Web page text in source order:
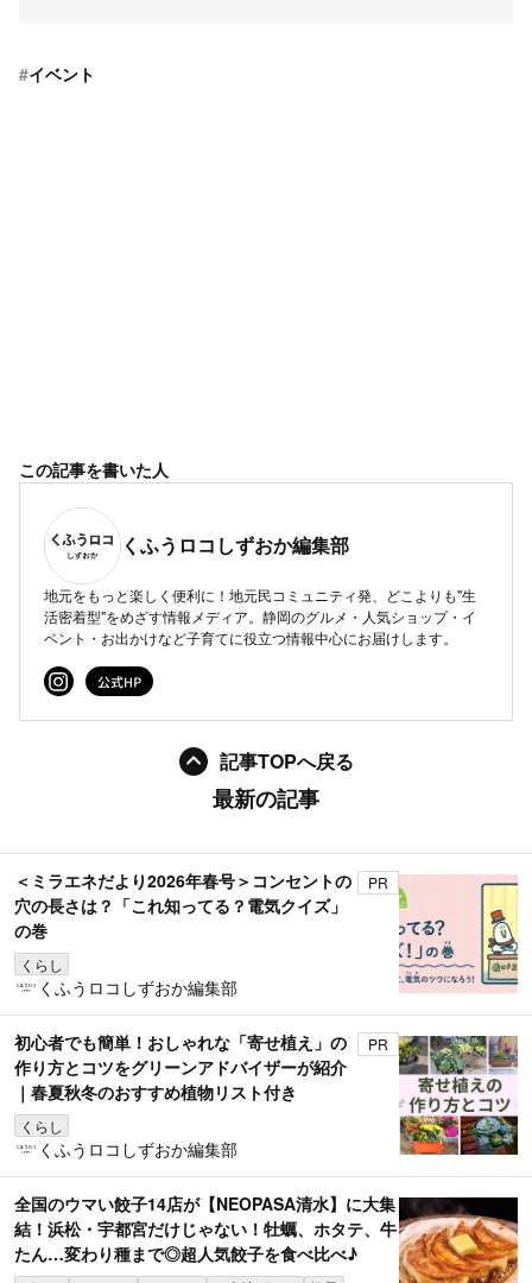
#イベント
この記事を書いた人
くふうロコしずおか編集部
地元をもっと楽しく便利に！地元民コミュニティ発、どこよりも"生
活密着型"をめざす情報メディア。静岡のグルメ・人気ショップ・イ
ベント・お出かけなど子育てに役立つ情報中心にお届けします。
記事TOPへ戻る
最新の記事
＜ミラエネだより2026年春号＞コンセントの
穴の長さは？「これ知ってる？電気クイズ」
の巻
くらし
PR
くふうロコしずおか編集部
初心者でも簡単！おしゃれな「寄せ植え」の
作り方とコツをグリーンアドバイザーが紹介
｜春夏秋冬のおすすめ植物リスト付き
くらし
PR
くふうロコしずおか編集部
全国のウマい餃子14店が【NEOPASA清水】に大集
結！浜松・宇都宮だけじゃない！牡蠣、ホタテ、牛
たん…変わり種まで◎超人気餃子を食べ比べ♪